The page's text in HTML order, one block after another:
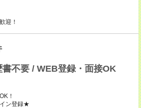
迎！
不要 / WEB登録・面接OK
！
ン登録★